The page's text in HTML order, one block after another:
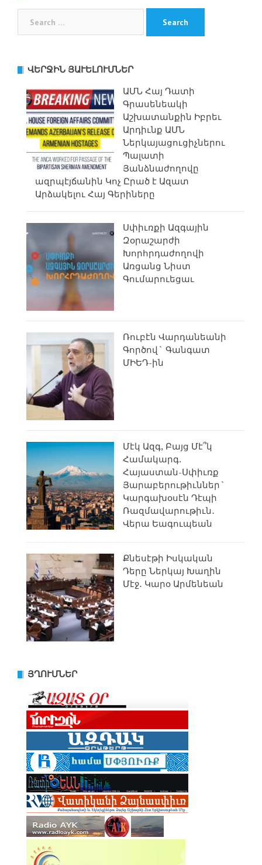
ՎԵՐՋԻՆ ՅԱՒԵԼՈՒՄՆԵՐ
ԱՄՆ Հայ Դատի
Գրասենեակի
Աշխատանքին Իբրեւ
Արդիւնք ԱՄՆ
Ներկայացուցիչներու
Պալատի
Յանձնաժողովը
ազրպէյճանին Կոչ Ըրած է Ազատ
Արձակելու Հայ Գերիները
Սփիւռքի Ազգային
Զօրաշարժի
Խորհրդաժողովի
Առցանց Նիստ
Գումարուեցաւ
Ռուբէն Վարդանեանի
Գործով` Գանգատ
ՄԻԵԴ-ին
Մէկ Ազգ, Բայց Մէ՞կ
Համակարգ.
Հայաստան-Սփիւռք
Յարաբերութիւններ`
Կարգախօսէն Դէպի
Ռազմավարութիւն․
Վերա Եագուպեան
Քնեսէթի Իսկական
Դերը Ներկայ Խաղին
Մէջ․ Կարօ Արմենեան
ՅՂՈՒՄՆԵՐ